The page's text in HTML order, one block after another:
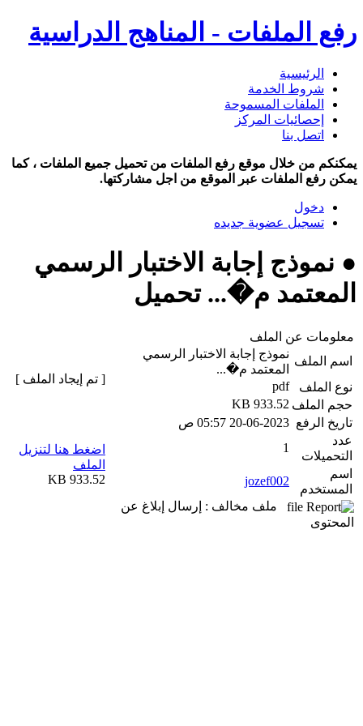
رفع الملفات - المناهج الدراسية
الرئيسية
شروط الخدمة
الملفات المسموحة
إحصائيات المركز
اتصل بنا
يمكنكم من خلال موقع رفع الملفات من تحميل جميع الملفات ، كما
يمكن رفع الملفات عبر الموقع من اجل مشاركتها.
دخول
تسجيل عضوية جديده
● نموذج إجابة الاختبار الرسمي
المعتمد م�... تحميل
معلومات عن الملف
اسم الملف
نموذج إجابة الاختبار الرسمي
المعتمد م�...
نوع الملف
pdf
حجم الملف 933.52 KB
تاريخ الرفع 20-06-2023 05:57 ص
عدد
التحميلات
1
اسم
المستخدم
jozef002
ملف مخالف : إرسال إبلاغ عن
المحتوى
[ تم إيجاد الملف ]
اضغط هنا لتنزيل
الملف
933.52 KB